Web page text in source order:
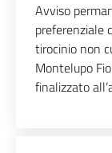
Avviso
preferenziale
tirocinio non
Montelupo
finalizzato